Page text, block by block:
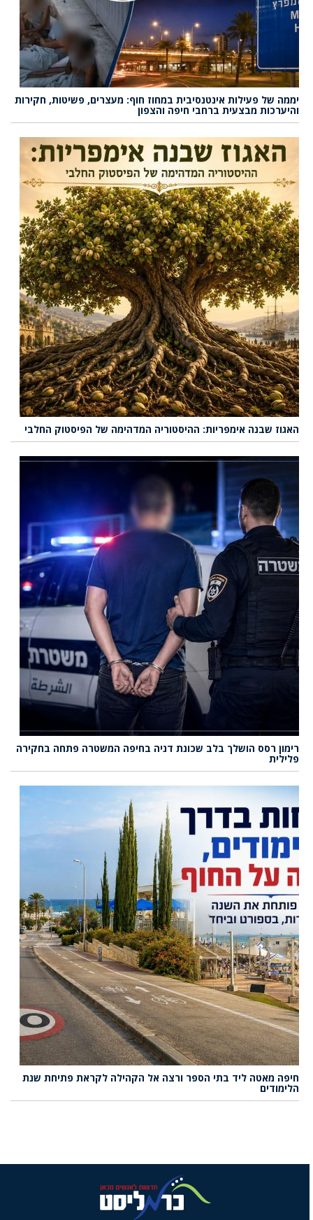
יממה של פעילות אינטנסיבית במחוז חוף: מעצרים, פשיטות, חקירות
והיערכות מבצעית ברחבי חיפה והצפון
האגוז שבנה אימפריות: ההיסטוריה המדהימה של הפיסטוק החלבי
רימון רסס הושלך בלב שכונת דניה בחיפה המשטרה פתחה בחקירה
פלילית
חיפה מאטה ליד בתי הספר ורצה אל הקהילה לקראת פתיחת שנת
הלימודים